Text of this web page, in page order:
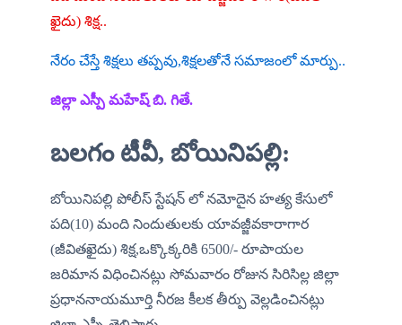
ఖైదు) శిక్ష..
నేరం చేస్తే శిక్షలు తప్పవు,శిక్షలతోనే సమాజంలో మార్పు..
జిల్లా ఎస్పీ మహేష్ బి. గితే.
బలగం టీవీ, బోయినిపల్లి:
బోయినిపల్లి పోలీస్ స్టేషన్ లో నమోదైన హత్య కేసులో
పది(10) మంది నిందుతులకు యావజ్జీవకారాగార
(జీవితఖైదు) శిక్ష,ఒక్కొక్కరికి 6500/- రూపాయల
జరిమాన విధించినట్లు సోమవారం రోజున సిరిసిల్ల జిల్లా
ప్రధాననాయమూర్తి నీరజ కీలక తీర్పు వెల్లడించినట్లు